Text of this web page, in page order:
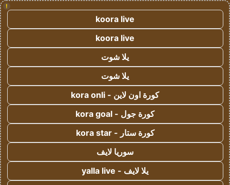
!
koora live
koora live
يلا شوت
يلا شوت
كورة اون لاين - kora onli
كورة جول - kora goal
كورة ستار - kora star
سوريا لايف
يلا لايف - yalla live